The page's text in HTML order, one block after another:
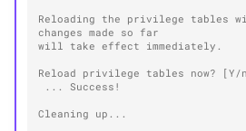
Reloading the privilege tables
changes made so far
will take effect immediately.
Reload privilege tables now? [Y/
... Success!
Cleaning up...